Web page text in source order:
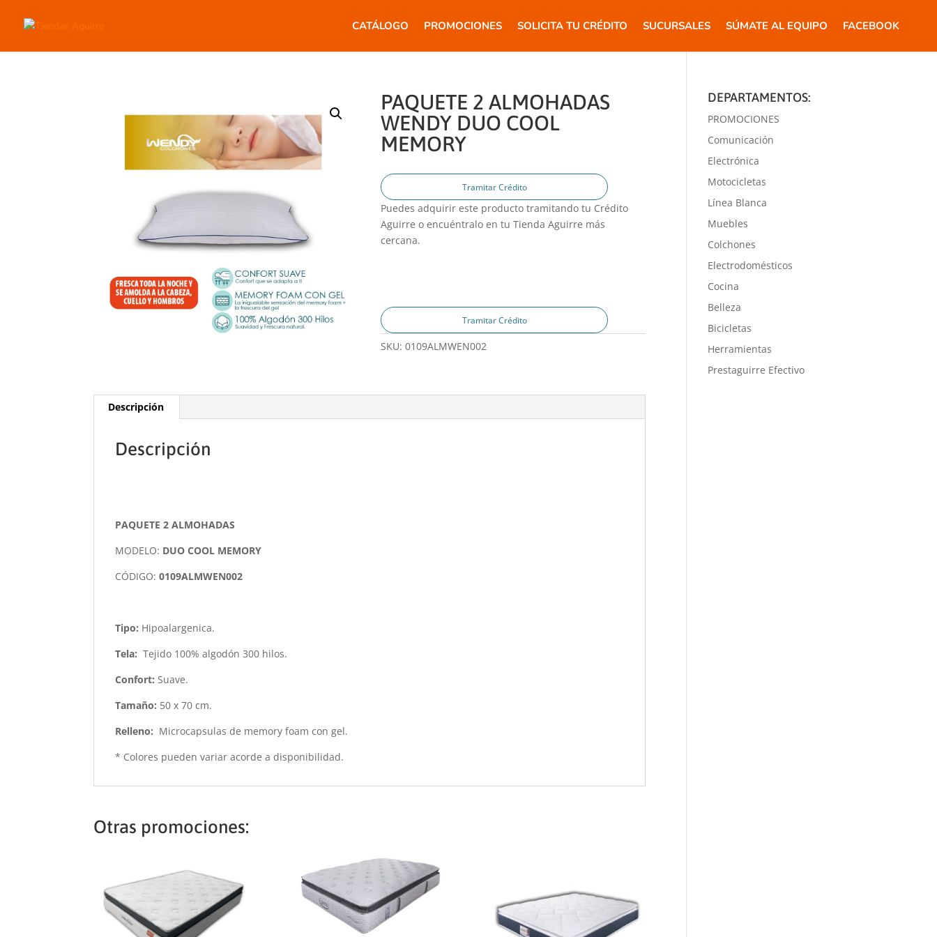
CATÁLOGO PROMOCIONES SOLICITA TU CRÉDITO SUCURSALES SÚMATE AL EQUIPO FACEBOOK
PAQUETE 2 ALMOHADAS
WENDY DUO COOL
MEMORY
Tramitar Crédito
Puedes adquirir este producto tramitando tu Crédito
Aguirre o encuéntralo en tu Tienda Aguirre más
cercana.
Tramitar Crédito
SKU:0109ALMWEN002
Descripción
Descripción
PAQUETE 2 ALMOHADAS
MODELO: DUO COOL MEMORY
CÓDIGO:0109ALMWEN002
Tipo: Hipoalargenica.
Tela: Tejido 100% algodón 300 hilos.
Confort: Suave.
Tamaño: 50 x 70 cm.
Relleno: Microcapsulas de memory foam con gel.
* Colores pueden variar acorde a disponibilidad.
Otras promociones:
DEPARTAMENTOS:
PROMOCIONES
Comunicación
Electrónica
Motocicletas
Línea Blanca
Muebles
Colchones
Electrodomésticos
Cocina
Belleza
Bicicletas
Herramientas
Prestaguirre Efectivo